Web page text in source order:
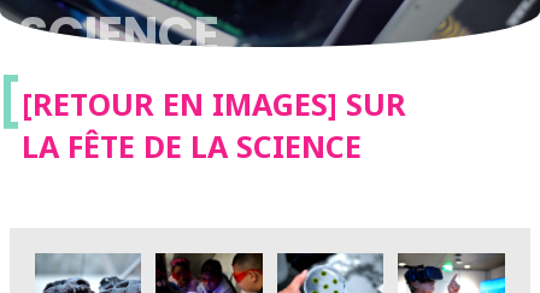
SCIENCE
[[RETOUR EN IMAGES] SUR
LA FÊTE DE LA SCIENCE